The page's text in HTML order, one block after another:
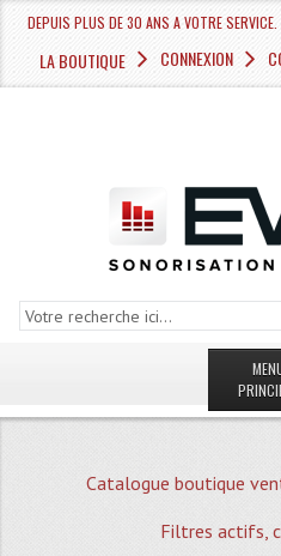
DEPUIS PLUS DE 30 ANS A VOTRE
LA BOUTIQUE CONNEXION
Quoi
Catalogue boutique
Filtres actifs,